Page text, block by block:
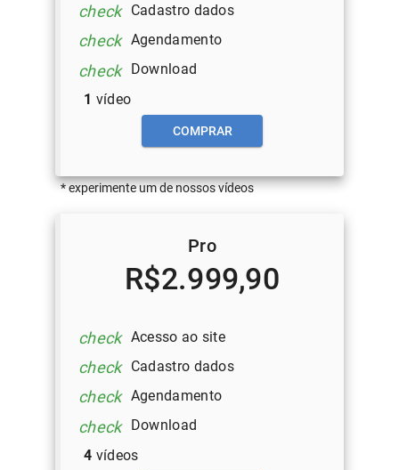
check Cadastro dados
check Agendamento
check
Download
1 vídeo
COMPRAR
* experimente um de nossos vídeos
Pro
R$2.999,90
check Acesso ao site
check Cadastro dados
check Agendamento
check
Download
4 vídeos